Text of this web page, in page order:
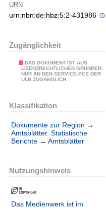
URN
urn:nbn:de:hbz:5:2-431986
Zugänglichkeit
DAS DOKUMENT IST AUS
LIZENZRECHTLICHEN GRÜNDEN
NUR AN DEN SERVICE-PCS DER
ULB ZUGÄNGLICH.
Klassifikation
Dokumente zur Region →
Amtsblätter. Statistische
Berichte → Amtsblätter
Nutzungshinweis
Das Medienwerk ist im